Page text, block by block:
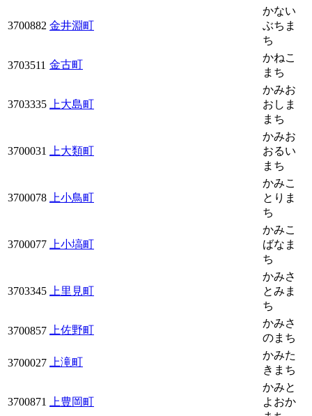
3700882 金井淵町
かない
ぶちま
ち
3703511 金古町
かねこ
まち
3703335 上大島町
かみお
おしま
まち
3700031 上大類町
かみお
おるい
まち
3700078 上小鳥町
かみこ
とりま
ち
3700077 上小塙町
かみこ
ばなま
ち
3703345 上里見町
かみさ
とみま
ち
3700857 上佐野町
かみさ
のまち
3700027 上滝町
かみた
きまち
3700871 上豊岡町
かみと
よおか